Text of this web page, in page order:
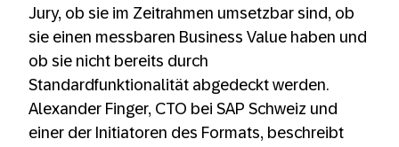
Jury, ob sie im Zeitrahmen umsetzbar sind, ob
sie einen messbaren Business Value haben und
ob sie nicht bereits durch
Standardfunktionalität abgedeckt werden.
Alexander Finger, CTO bei SAP Schweiz und
einer der Initiatoren des Formats, beschreibt